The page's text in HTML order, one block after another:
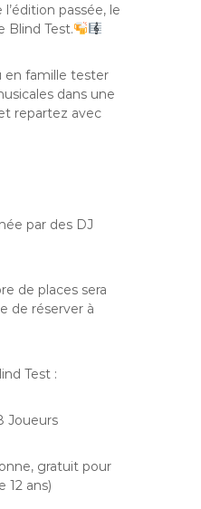
passée, le
Blind Test.
en famille tester
dans une
repartez avec
par des DJ
de places sera
de réserver à
Test :
Joueurs
gratuit pour
12 ans)